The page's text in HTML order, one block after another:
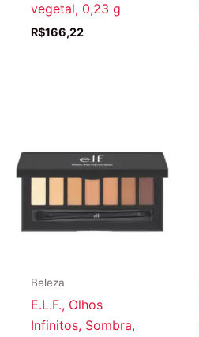
vegetal, 0,23 g
R$166,22
Beleza
E.L.F., Olhos
Infinitos, Sombra,